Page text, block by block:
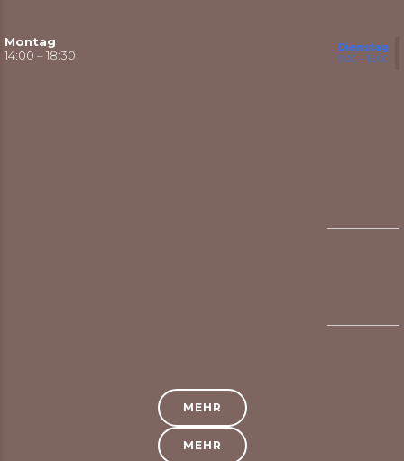
Montag
14:00 – 18:30
Dienstag
9:00 – 15:00
MEHR
MEHR